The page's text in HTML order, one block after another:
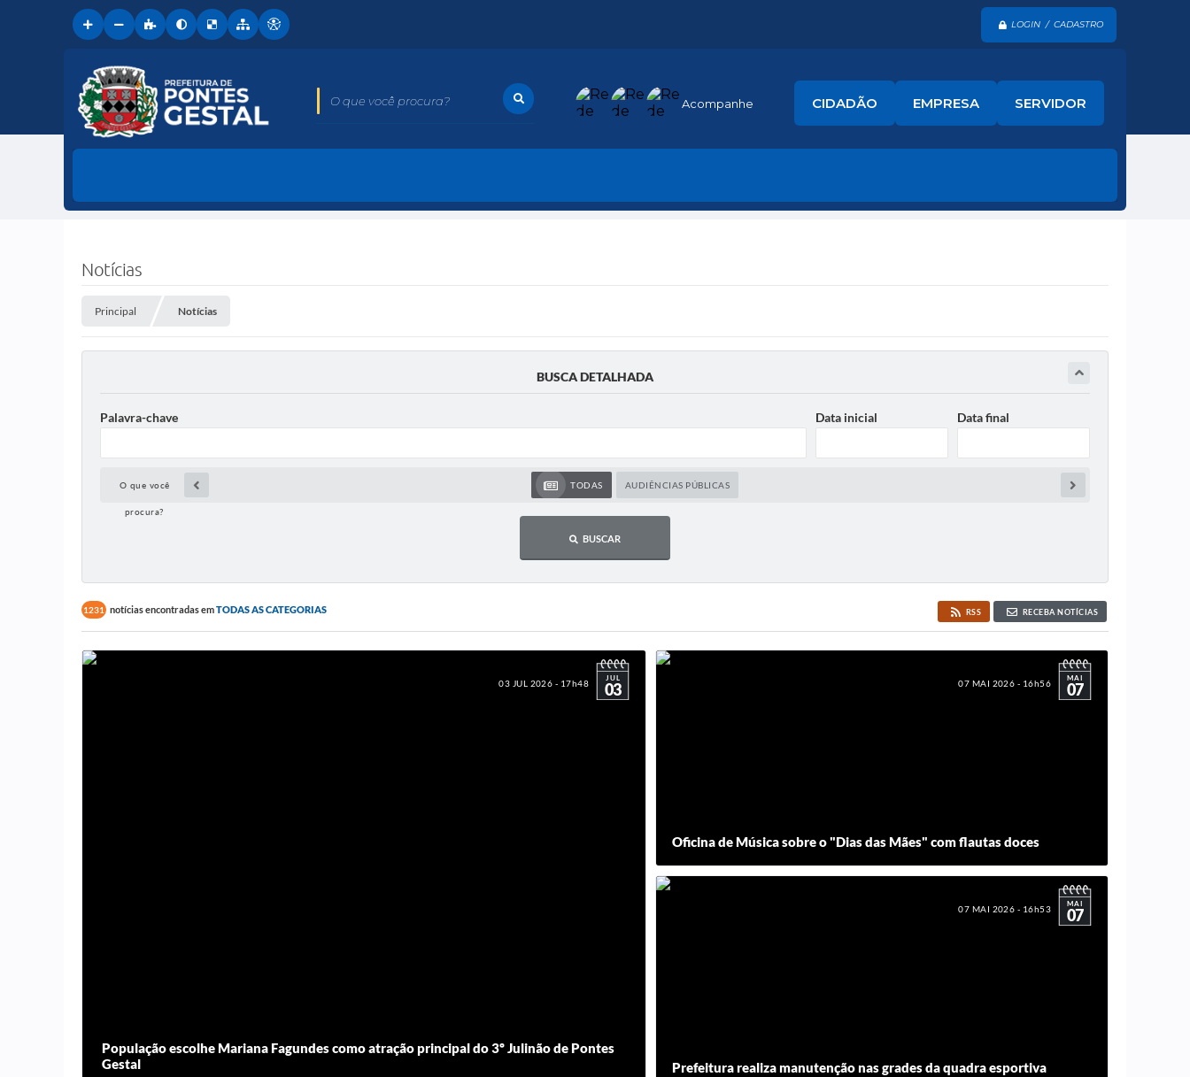
LOGIN / CADASTRO
O que você procura? Acompanhe CIDADÃO EMPRESA SERVIDOR
Notícias
Principal Notícias
BUSCA DETALHADA
Palavra-chave Data inicial Data final
O que você
procura?
TODAS AUDIÊNCIAS PÚBLICAS
BUSCAR
1231 notícias encontradas emTODAS AS CATEGORIAS RSS RECEBA NOTÍCIAS
03 JUL 2026 - 17h48 JUL
03
População escolhe Mariana Fagundes como atração principal do 3º Julinão de Pontes
Gestal
07 MAI 2026 - 16h56 MAI
07
Oficina de Música sobre o "Dias das Mães" com flautas doces
07 MAI 2026 - 16h53 MAI
07
Prefeitura realiza manutenção nas grades da quadra esportiva